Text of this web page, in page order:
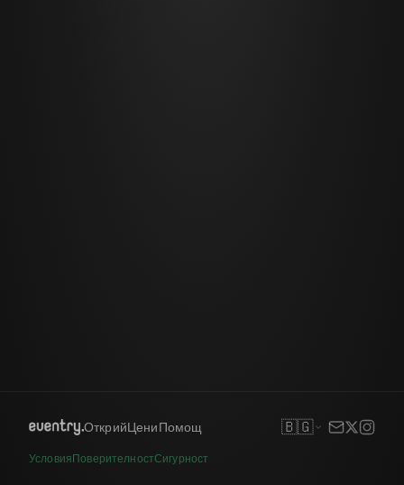
ОткрийЦениПомощ 🇧🇬
УсловияПоверителностСигурност